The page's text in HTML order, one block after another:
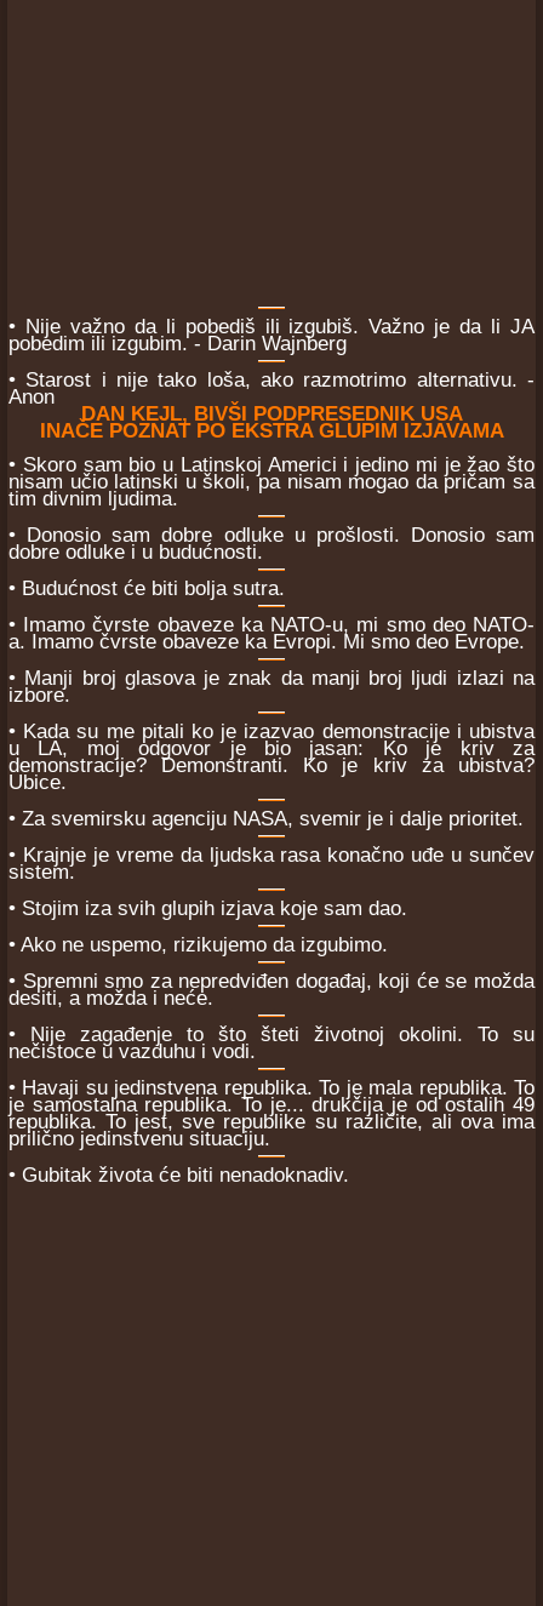
• Nije važno da li pobediš ili izgubiš. Važno je da li JA
pobedim ili izgubim. - Darin Wajnberg
• Starost i nije tako loša, ako razmotrimo alternativu. -
Anon
DAN KEJL, BIVŠI PODPRESEDNIK USA
INAČE POZNAT PO EKSTRA GLUPIM IZJAVAMA
• Skoro sam bio u Latinskoj Americi i jedino mi je žao što
nisam učio latinski u školi, pa nisam mogao da pričam sa
tim divnim ljudima.
• Donosio sam dobre odluke u prošlosti. Donosio sam
dobre odluke i u budućnosti.
• Budućnost će biti bolja sutra.
• Imamo čvrste obaveze ka NATO-u, mi smo deo NATO-
a. Imamo čvrste obaveze ka Evropi. Mi smo deo Evrope.
• Manji broj glasova je znak da manji broj ljudi izlazi na
izbore.
• Kada su me pitali ko je izazvao demonstracije i ubistva
u LA, moj odgovor je bio jasan: Ko je kriv za
demonstracije? Demonstranti. Ko je kriv za ubistva?
Ubice.
• Za svemirsku agenciju NASA, svemir je i dalje prioritet.
• Krajnje je vreme da ljudska rasa konačno uđe u sunčev
sistem.
• Stojim iza svih glupih izjava koje sam dao.
• Ako ne uspemo, rizikujemo da izgubimo.
• Spremni smo za nepredviđen događaj, koji će se možda
desiti, a možda i neće.
• Nije zagađenje to što šteti životnoj okolini. To su
nečistoce u vazduhu i vodi.
• Havaji su jedinstvena republika. To je mala republika. To
je samostalna republika. To je... drukčija je od ostalih 49
republika. To jest, sve republike su različite, ali ova ima
prilično jedinstvenu situaciju.
• Gubitak života će biti nenadoknadiv.